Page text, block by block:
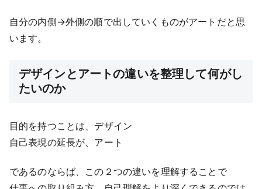
自分の内側→外側の順で出していくものがアートだと思
います。
デザインとアートの違いを整理して何がし
たいのか
目的を持つことは、デザイン
自己表現の延長が、アート
であるのならば、この２つの違いを理解することで